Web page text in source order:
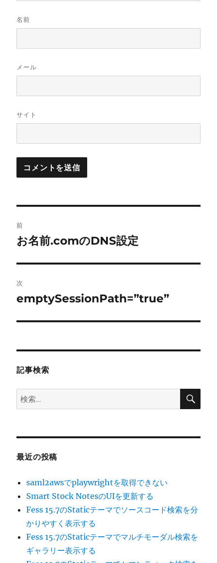
名前
メール
サイト
稿
ビ
ゲ
ー
前
前
投
稿:
お名前.comのDNS設定
次
次
投
emptySessionPath=”true”
記事検索
検
索:
検
最近の投稿
saml2awsでplaywrightを取得できない
Smart Stock NotesのUIを更新する
Fess 15.7のStaticテーマでソースコード検索を分
かりやすく表示する
Fess 15.7のStaticテーマでマルチモーダル検索を
ギャラリー表示する